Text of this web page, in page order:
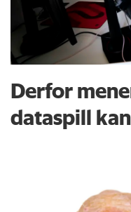
Derfor
dataspill